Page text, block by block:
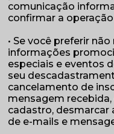
comunicação
confirmar a
• Se você preferir
informações
especiais e eventos
seu
cancelamento de
mensagem recebida,
cadastro, desmarcar
de e-mails e